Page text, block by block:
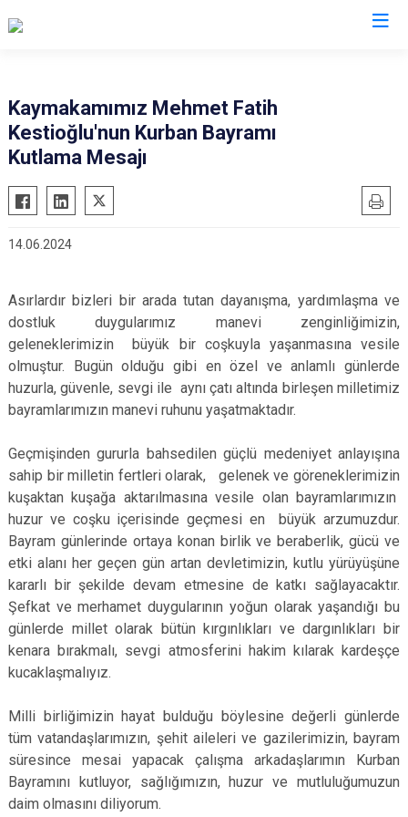
Alucra
Çamoluk
Espiye
Eynesil
Görele
Yağlıdere
Kaymakamımız Mehmet Fatih
Kestioğlu'nun Kurban Bayramı
Kutlama Mesajı
14.06.2024
Asırlardır bizleri bir arada tutan dayanışma, yardımlaşma ve
dostluk duygularımız manevi zenginliğimizin,
geleneklerimizin büyük bir coşkuyla yaşanmasına vesile
olmuştur. Bugün olduğu gibi en özel ve anlamlı günlerde
huzurla, güvenle, sevgi ile aynı çatı altında birleşen milletimiz
bayramlarımızın manevi ruhunu yaşatmaktadır.
Geçmişinden gururla bahsedilen güçlü medeniyet anlayışına
sahip bir milletin fertleri olarak, gelenek ve göreneklerimizin
kuşaktan kuşağa aktarılmasına vesile olan bayramlarımızın
huzur ve coşku içerisinde geçmesi en büyük arzumuzdur.
Bayram günlerinde ortaya konan birlik ve beraberlik, gücü ve
etki alanı her geçen gün artan devletimizin, kutlu yürüyüşüne
kararlı bir şekilde devam etmesine de katkı sağlayacaktır.
Şefkat ve merhamet duygularının yoğun olarak yaşandığı bu
günlerde millet olarak bütün kırgınlıkları ve dargınlıkları bir
kenara bırakmalı, sevgi atmosferini hakim kılarak kardeşçe
kucaklaşmalıyız.
Milli birliğimizin hayat bulduğu böylesine değerli günlerde
tüm vatandaşlarımızın, şehit aileleri ve gazilerimizin, bayram
süresince mesai yapacak çalışma arkadaşlarımın Kurban
Bayramını kutluyor, sağlığımızın, huzur ve mutluluğumuzun
daim olmasını diliyorum.